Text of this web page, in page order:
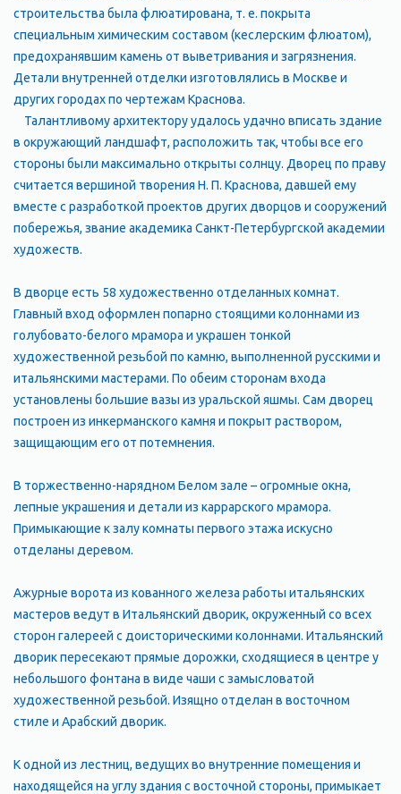
строительства была флюатирована, т. е. покрыта
специальным химическим составом (кеслерским флюатом),
предохранявшим камень от выветривания и загрязнения.
Детали внутренней отделки изготовлялись в Москве и
других городах по чертежам Краснова.
Талантливому архитектору удалось удачно вписать здание
в окружающий ландшафт, расположить так, чтобы все его
стороны были максимально открыты солнцу. Дворец по праву
считается вершиной творения Н. П. Краснова, давшей ему
вместе с разработкой проектов других дворцов и сооружений
побережья, звание академика Санкт-Петербургской академии
художеств.
В дворце есть 58 художественно отделанных комнат.
Главный вход оформлен попарно стоящими колоннами из
голубовато-белого мрамора и украшен тонкой
художественной резьбой по камню, выполненной русскими и
итальянскими мастерами. По обеим сторонам входа
установлены большие вазы из уральской яшмы. Сам дворец
построен из инкерманского камня и покрыт раствором,
защищающим его от потемнения.
В торжественно-нарядном Белом зале – огромные окна,
лепные украшения и детали из каррарского мрамора.
Примыкающие к залу комнаты первого этажа искусно
отделаны деревом.
Ажурные ворота из кованного железа работы итальянских
мастеров ведут в Итальянский дворик, окруженный со всех
сторон галереей с доисторическими колоннами. Итальянский
дворик пересекают прямые дорожки, сходящиеся в центре у
небольшого фонтана в виде чаши с замысловатой
художественной резьбой. Изящно отделан в восточном
стиле и Арабский дворик.
К одной из лестниц, ведущих во внутренние помещения и
находящейся на углу здания с восточной стороны, примыкает